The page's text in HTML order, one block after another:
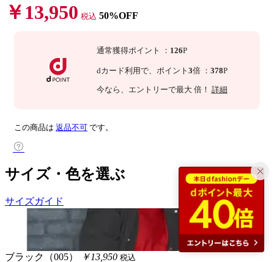
￥13,950 税込 50%OFF
通常獲得ポイント ： 126P
dカード利用で、 ポイント 3倍 ： 378P
今なら 、エントリーで最大 倍！ 詳細
この商品は 返品不可 です。
サイズ・色を選ぶ
サイズガイド
ブラック（005） ￥13,950 税込